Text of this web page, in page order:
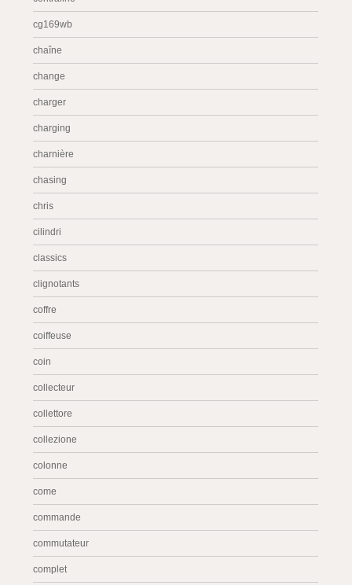
cg169wb
chaîne
change
charger
charging
charnière
chasing
chris
cilindri
classics
clignotants
coffre
coiffeuse
coin
collecteur
collettore
collezione
colonne
come
commande
commutateur
complet